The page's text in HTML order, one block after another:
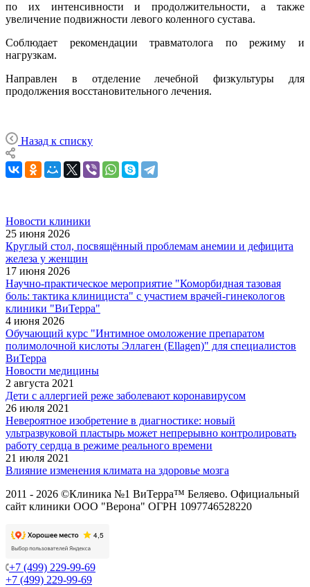
по их интенсивности и продолжительности, а также
увеличение подвижности левого коленного сустава.
Соблюдает рекомендации травматолога по режиму и
нагрузкам.
Направлен в отделение лечебной физкультуры для
продолжения восстановительного лечения.
Назад к списку
Новости клиники
25 июня 2026
Круглый стол, посвящённый проблемам анемии и дефицита
железа у женщин
17 июня 2026
Научно-практическое мероприятие "Коморбидная тазовая
боль: тактика клинициста" с участием врачей-гинекологов
клиники "ВиТерра"
4 июня 2026
Обучающий курс "Интимное омоложение препаратом
полимолочной кислоты Эллаген (Ellagen)" для специалистов
ВиТерра
Новости медицины
2 августа 2021
Дети с аллергией реже заболевают коронавирусом
26 июля 2021
Невероятное изобретение в диагностике: новый
ультразвуковой пластырь может непрерывно контролировать
работу сердца в режиме реального времени
21 июля 2021
Влияние изменения климата на здоровье мозга
2011 - 2026 ©Клиника №1 ВиТерра™ Беляево. Официальный
сайт клиники ООО "Верона" ОГРН 1097746528220
+7 (499) 229-99-69
+7 (499) 229-99-69